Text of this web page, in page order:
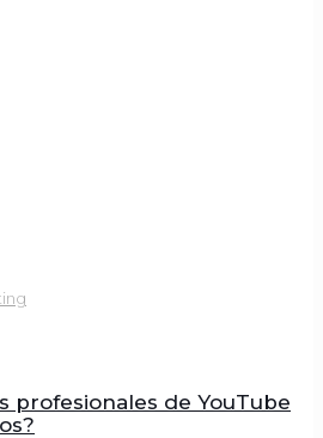
profesionales de YouTube